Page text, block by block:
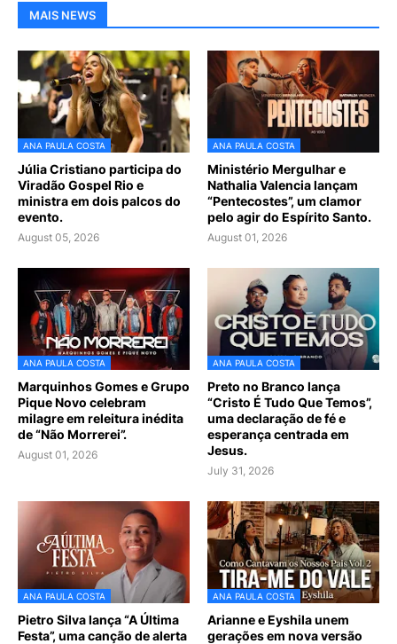
MAIS NEWS
ANA PAULA COSTA
Júlia Cristiano participa do
Viradão Gospel Rio e
ministra em dois palcos do
evento.
August 05, 2026
ANA PAULA COSTA
Ministério Mergulhar e
Nathalia Valencia lançam
“Pentecostes”, um clamor
pelo agir do Espírito Santo.
August 01, 2026
ANA PAULA COSTA
Marquinhos Gomes e Grupo
Pique Novo celebram
milagre em releitura inédita
de “Não Morrerei”.
August 01, 2026
ANA PAULA COSTA
Preto no Branco lança
“Cristo É Tudo Que Temos”,
uma declaração de fé e
esperança centrada em
Jesus.
July 31, 2026
ANA PAULA COSTA
Pietro Silva lança “A Última
Festa”, uma canção de alerta
ANA PAULA COSTA
Arianne e Eyshila unem
gerações em nova versão